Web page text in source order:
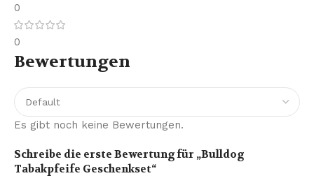
0
0
Bewertungen
Es gibt noch keine Bewertungen.
Schreibe die erste Bewertung für „Bulldog
Tabakpfeife Geschenkset“